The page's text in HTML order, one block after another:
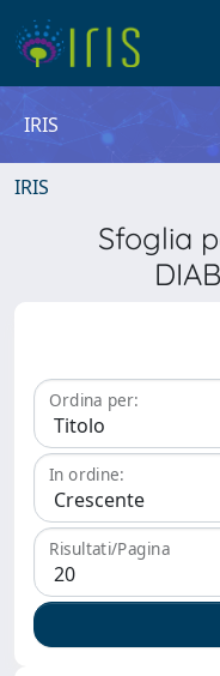
IRIS
IRIS
Sfoglia
Ordina per:
In ordine:
Risultati/Pagina